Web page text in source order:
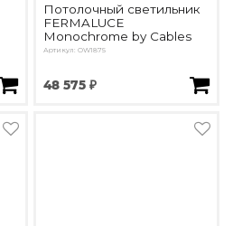
Потолочный светильник
FERMALUCE
Monochrome by Cables
Артикул: OW1875
48 575 ₽